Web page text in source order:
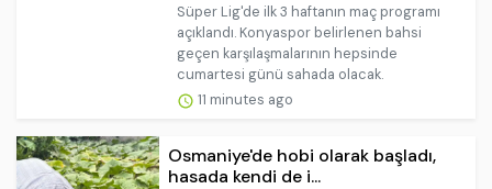
Süper Lig'de ilk 3 haftanın maç programı
açıklandı. Konyaspor belirlenen bahsi
geçen karşılaşmalarının hepsinde
cumartesi günü sahada olacak.
11 minutes ago
Osmaniye'de hobi olarak başladı,
hasada kendi de i...